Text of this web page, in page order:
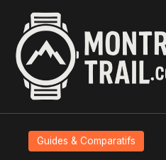
contenu
principal
Guides & Comparatifs